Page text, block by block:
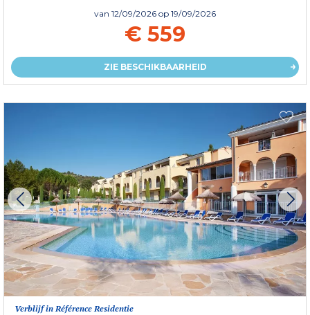
van 12/09/2026 op 19/09/2026
€ 559
ZIE BESCHIKBAARHEID
Verblijf in Référence Residentie